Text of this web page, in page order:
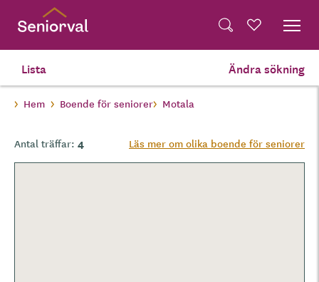
Lista Ändra sökning
Hem Boende för seniorer Motala
Antal träffar: 4 Läs mer om olika boende för seniorer
Translate